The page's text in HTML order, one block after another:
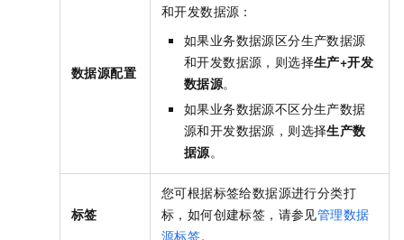
数据源配置
和开发数据源：
如果业务数据源区分生产数据源
和开发数据源，则选择生产+开发
数据源。
如果业务数据源不区分生产数据
源和开发数据源，则选择生产数
据源。
标签
您可根据标签给数据源进行分类打
标，如何创建标签，请参见管理数据
源标签。